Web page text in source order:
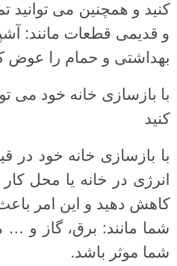
کنید و همچنین می توانید
و قدیمی قطعات مانند:
بهداشتی و حمام را عوض
با بازسازی خانه خود می
کنید
با بازسازی خانه خود در
انرژی در خانه یا محل
کاهش دهید و این امر
شما مانند: برق، گاز و …
شما موثر باشد.